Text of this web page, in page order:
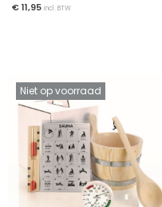
€11,95 incl. BTW
Niet op voorraad